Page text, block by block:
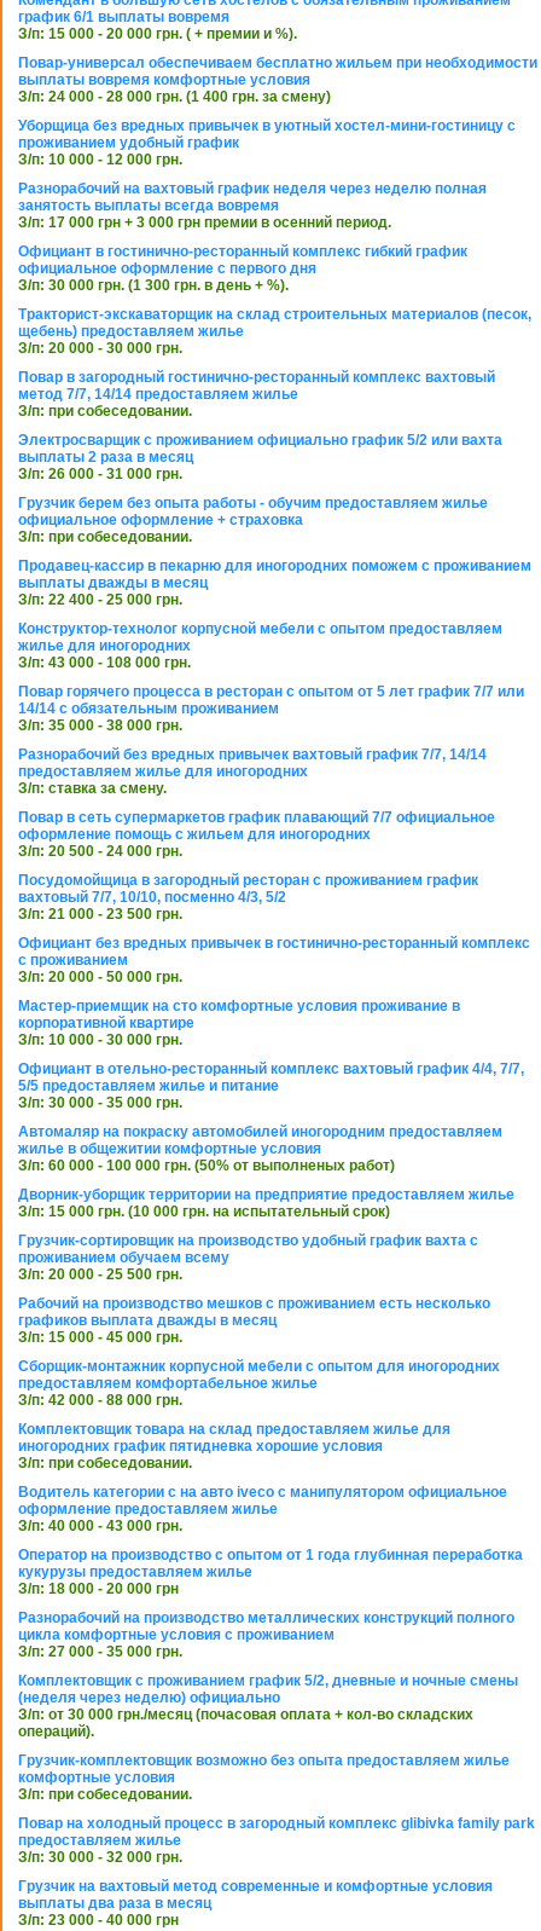
график 6/1 выплаты вовремя
З/п: 15 000 - 20 000 грн. ( + премии и %).
Повар-универсал обеспечиваем бесплатно жильем при необходимости
выплаты вовремя комфортные условия
З/п: 24 000 - 28 000 грн. (1 400 грн. за смену)
Уборщица без вредных привычек в уютный хостел-мини-гостиницу с
проживанием удобный график
З/п: 10 000 - 12 000 грн.
Разнорабочий на вахтовый график неделя через неделю полная
занятость выплаты всегда вовремя
З/п: 17 000 грн + 3 000 грн премии в осенний период.
Официант в гостинично-ресторанный комплекс гибкий график
официальное оформление с первого дня
З/п: 30 000 грн. (1 300 грн. в день + %).
Тракторист-экскаваторщик на склад строительных материалов (песок,
щебень) предоставляем жилье
З/п: 20 000 - 30 000 грн.
Повар в загородный гостинично-ресторанный комплекс вахтовый
метод 7/7, 14/14 предоставляем жилье
З/п: при собеседовании.
Электросварщик с проживанием официально график 5/2 или вахта
выплаты 2 раза в месяц
З/п: 26 000 - 31 000 грн.
Грузчик берем без опыта работы - обучим предоставляем жилье
официальное оформление + страховка
З/п: при собеседовании.
Продавец-кассир в пекарню для иногородних поможем с проживанием
выплаты дважды в месяц
З/п: 22 400 - 25 000 грн.
Конструктор-технолог корпусной мебели с опытом предоставляем
жилье для иногородних
З/п: 43 000 - 108 000 грн.
Повар горячего процесса в ресторан с опытом от 5 лет график 7/7 или
14/14 с обязательным проживанием
З/п: 35 000 - 38 000 грн.
Разнорабочий без вредных привычек вахтовый график 7/7, 14/14
предоставляем жилье для иногородних
З/п: ставка за смену.
Повар в сеть супермаркетов график плавающий 7/7 официальное
оформление помощь с жильем для иногородних
З/п: 20 500 - 24 000 грн.
Посудомойщица в загородный ресторан с проживанием график
вахтовый 7/7, 10/10, посменно 4/3, 5/2
З/п: 21 000 - 23 500 грн.
Официант без вредных привычек в гостинично-ресторанный комплекс
с проживанием
З/п: 20 000 - 50 000 грн.
Мастер-приемщик на сто комфортные условия проживание в
корпоративной квартире
З/п: 10 000 - 30 000 грн.
Официант в отельно-ресторанный комплекс вахтовый график 4/4, 7/7,
5/5 предоставляем жилье и питание
З/п: 30 000 - 35 000 грн.
Автомаляр на покраску автомобилей иногородним предоставляем
жилье в общежитии комфортные условия
З/п: 60 000 - 100 000 грн. (50% от выполненых работ)
Дворник-уборщик территории на предприятие предоставляем жилье
З/п: 15 000 грн. (10 000 грн. на испытательный срок)
Грузчик-сортировщик на производство удобный график вахта с
проживанием обучаем всему
З/п: 20 000 - 25 500 грн.
Рабочий на производство мешков с проживанием есть несколько
графиков выплата дважды в месяц
З/п: 15 000 - 45 000 грн.
Сборщик-монтажник корпусной мебели с опытом для иногородних
предоставляем комфортабельное жилье
З/п: 42 000 - 88 000 грн.
Комплектовщик товара на склад предоставляем жилье для
иногородних график пятидневка хорошие условия
З/п: при собеседовании.
Водитель категории с на авто iveco с манипулятором официальное
оформление предоставляем жилье
З/п: 40 000 - 43 000 грн.
Оператор на производство с опытом от 1 года глубинная переработка
кукурузы предоставляем жилье
З/п: 18 000 - 20 000 грн
Разнорабочий на производство металлических конструкций полного
цикла комфортные условия с проживанием
З/п: 27 000 - 35 000 грн.
Комплектовщик с проживанием график 5/2, дневные и ночные смены
(неделя через неделю) официально
З/п: от 30 000 грн./месяц (почасовая оплата + кол-во складских
операций).
Грузчик-комплектовщик возможно без опыта предоставляем жилье
комфортные условия
З/п: при собеседовании.
Повар на холодный процесс в загородный комплекс glibivka family park
предоставляем жилье
З/п: 30 000 - 32 000 грн.
Грузчик на вахтовый метод современные и комфортные условия
выплаты два раза в месяц
З/п: 23 000 - 40 000 грн